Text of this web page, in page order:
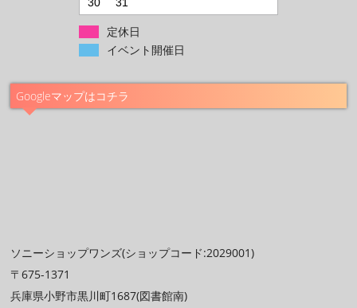
30
31
定休日
イベント開催日
Googleマップはコチラ
ソニーショップワンズ(ショップコード:2029001)
〒675-1371
兵庫県小野市黒川町1687(図書館南)